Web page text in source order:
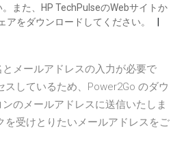
また、HP TechPulseのWebサイトか
アをダウンロードしてください。
メールアドレスの入力が必要で
スしているため、Power2Go のダウ
のメールアドレスに送信いたしま
を受けとりたいメールアドレスをご